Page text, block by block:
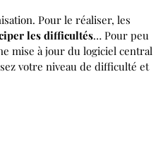
Pour le réaliser, les
les difficultés… Pour peu
mise à jour du logiciel central
votre niveau de difficulté et